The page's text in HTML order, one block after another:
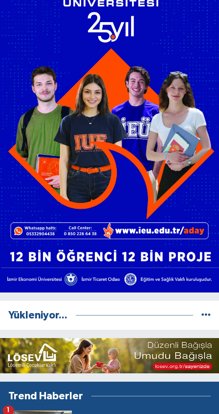
Yükleniyor...
Trend Haberler
1